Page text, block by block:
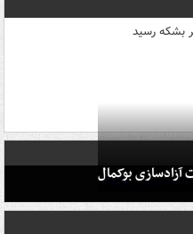
بوکمال